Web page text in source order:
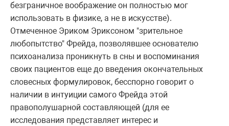
безграничное воображение он полностью мог
использовать в физике, а не в искусстве).
Отмеченное Эриком Эриксоном "зрительное
любопытство" Фрейда, позволявшее основателю
психоанализа проникнуть в сны и воспоминания
своих пациентов еще до введения окончательных
словесных формулировок, бесспорно говорит о
наличии в интуиции самого Фрейда этой
правополушарной составляющей (для ее
исследования представляет интерес и